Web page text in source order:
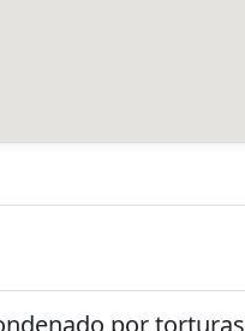
por torturas